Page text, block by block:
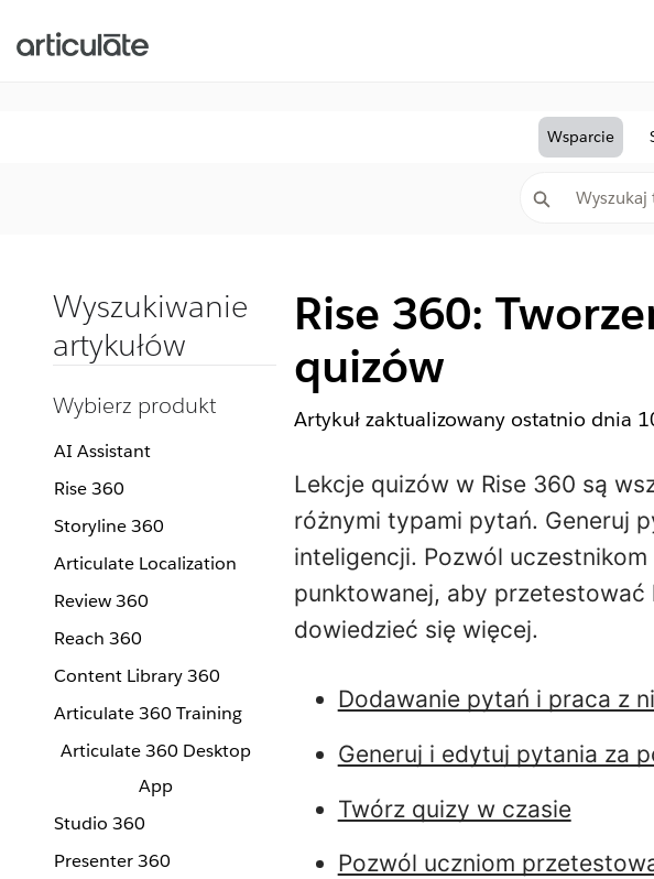
Wsparcie
Wyszukiwanie
artykułów
Wybierz produkt
AI Assistant
Rise 360
Storyline 360
Articulate Localization
Review 360
Reach 360
Content Library 360
Articulate 360 Training
Articulate 360 Desktop
App
Studio 360
Presenter 360
Rise 360:
quizów
Artykuł zaktualizowany ostatnio dnia
Lekcje quizów w Rise 360 są
różnymi typami pytań. Generuj
inteligencji. Pozwól
punktowanej, aby
dowiedzieć się więcej.
Dodawanie pytań i praca z
Generuj i edytuj pytania za
Twórz quizy w czasie
Pozwól uczniom